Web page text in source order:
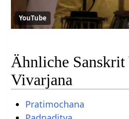
YouTube
Ähnliche
Vivarjana
Pratimochana